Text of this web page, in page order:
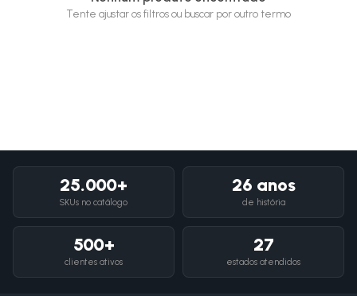
Tente ajustar os filtros ou buscar por outro termo
25.000+
SKUs no catálogo
26 anos
de história
500+
clientes ativos
27
estados atendidos